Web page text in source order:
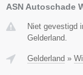
ASN Autoschade
Niet gevestigd
Gelderland.
Gelderland »